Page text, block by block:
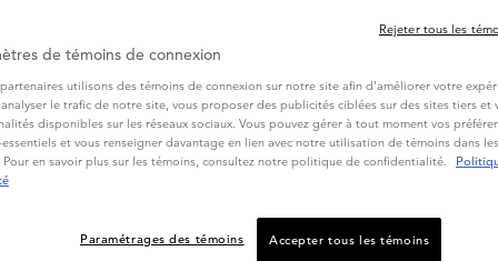
chevelu gras et
votre cuir chevelu gras et vos cheveux secs
défi de taille... jusqu’à maintenant. Découvrez
conçue pour équilibrer vos cheveux et votre cuir
de témoins de connexion
utilisons des témoins de connexion sur notre site afin d’améliorer votre
le trafic de notre site, vous proposer des publicités ciblées sur des sites tiers et
disponibles sur les réseaux sociaux. Vous pouvez gérer à tout moment vos
et vous renseigner davantage en lien avec notre utilisation de témoins dans
Pour en savoir plus sur les témoins, consultez notre politique de confidentialité.
Accepter tous les témoins
Paramétrages des témoins
Rejeter tous les